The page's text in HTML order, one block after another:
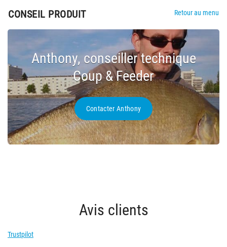
CONSEIL PRODUIT Retour au menu
Anthony, conseiller technique
Coup & Feeder
Contacter Anthony
Avis clients
Trustpilot